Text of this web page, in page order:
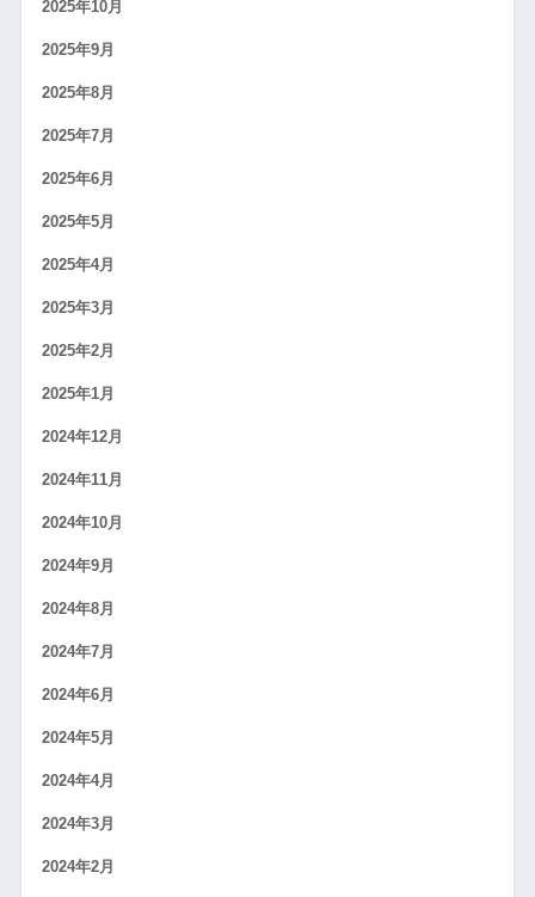
2025年10月
2025年9月
2025年8月
2025年7月
2025年6月
2025年5月
2025年4月
2025年3月
2025年2月
2025年1月
2024年12月
2024年11月
2024年10月
2024年9月
2024年8月
2024年7月
2024年6月
2024年5月
2024年4月
2024年3月
2024年2月